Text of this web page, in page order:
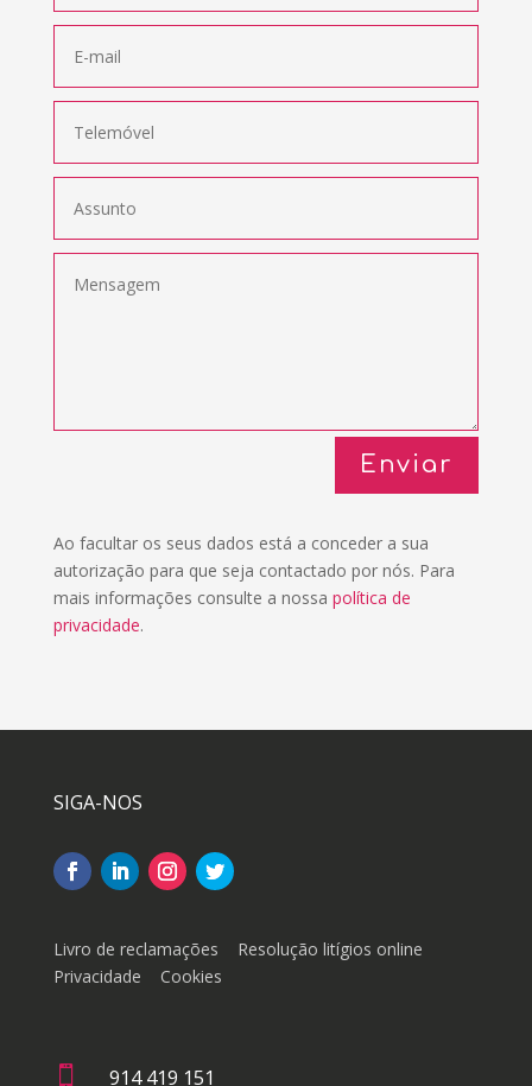
Enviar
Ao facultar os seus dados está a conceder a sua
autorização para que seja contactado por nós. Para
mais informações consulte a nossa política de
privacidade.
SIGA-NOS
Livro de reclamações
Resolução litígios online
Privacidade
Cookies
 914 419 151